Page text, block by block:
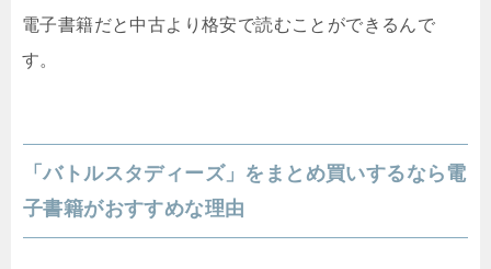
電子書籍だと中古より格安で読むことができるんで
す。
「バトルスタディーズ」をまとめ買いするなら電
子書籍がおすすめな理由